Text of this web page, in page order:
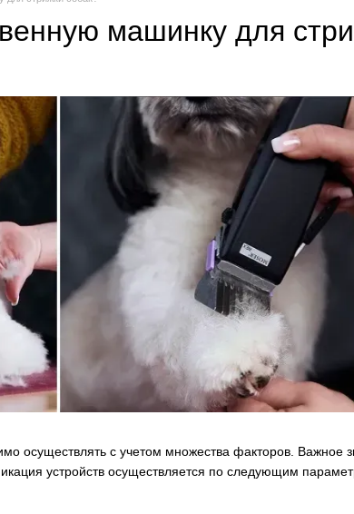
машинку для
осуществлять с учетом множества факторов. Важное
устройств осуществляется по следующим